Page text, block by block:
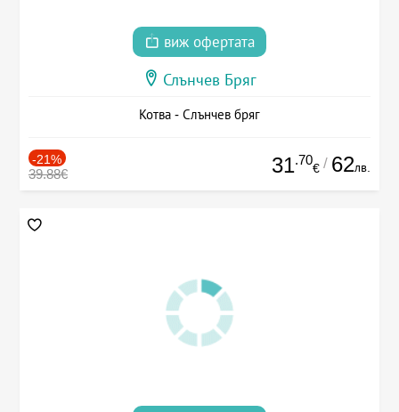
виж офертата
Слънчев Бряг
Котва - Слънчев бряг
-21%
39.88€ 31.70
€ / 62лв.